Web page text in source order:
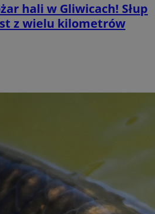
hali w Gliwicach! Słup
z wielu kilometrów